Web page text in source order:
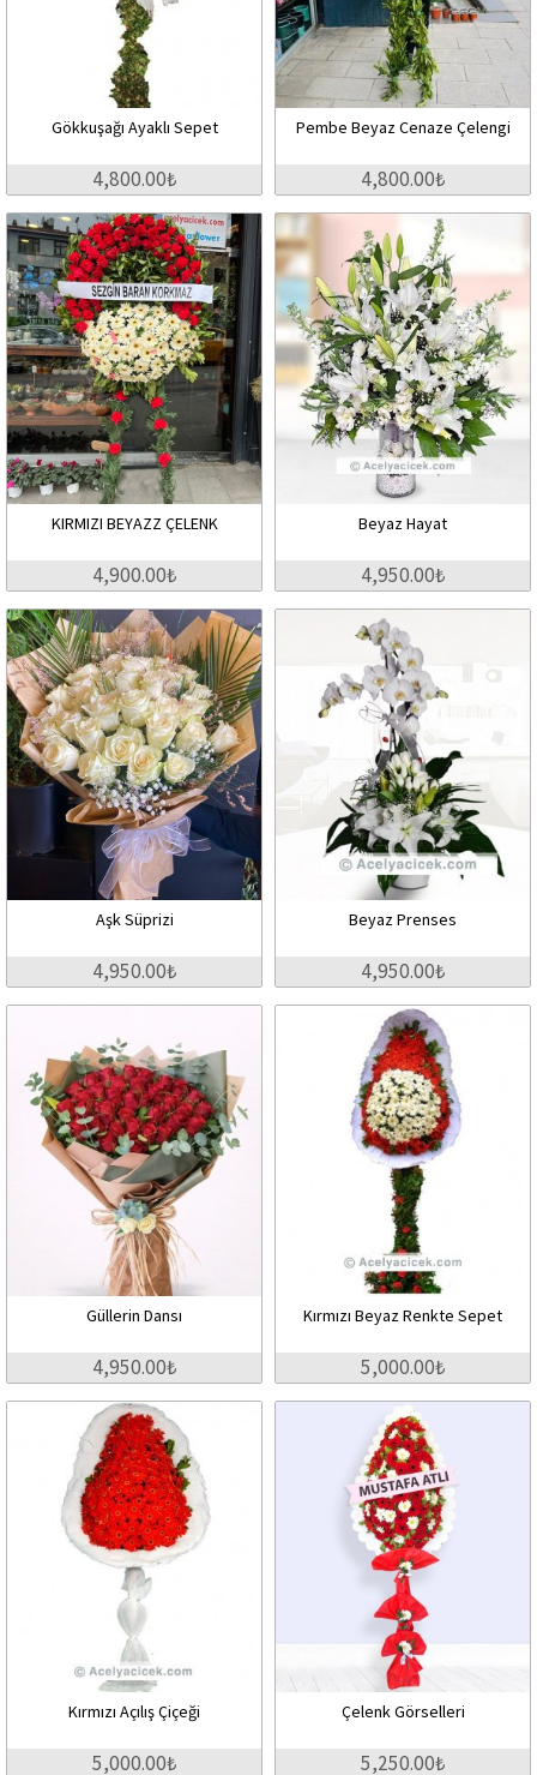
Gökkuşağı Ayaklı Sepet
4,800.00₺
Pembe Beyaz Cenaze Çelengi
4,800.00₺
KIRMIZI BEYAZZ ÇELENK
4,900.00₺
Beyaz Hayat
4,950.00₺
Aşk Süprizi
4,950.00₺
Beyaz Prenses
4,950.00₺
Güllerin Dansı
4,950.00₺
Kırmızı Beyaz Renkte Sepet
5,000.00₺
Kırmızı Açılış Çiçeği
5,000.00₺
Çelenk Görselleri
5,250.00₺